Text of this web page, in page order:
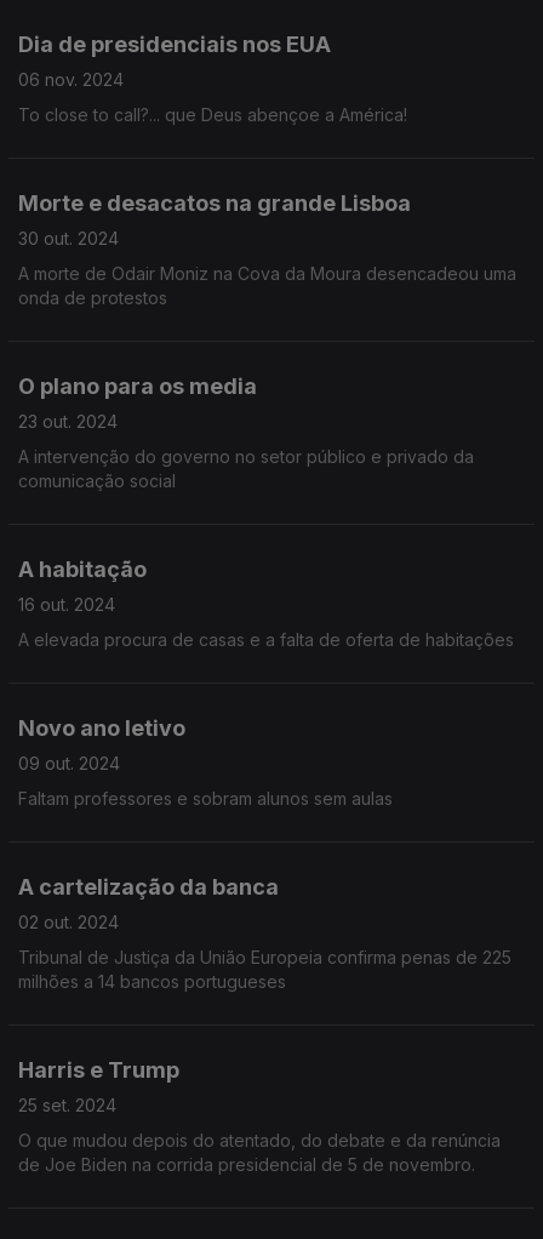
Dia de presidenciais nos EUA
06 nov. 2024
To close to call?... que Deus abençoe a América!
Morte e desacatos na grande Lisboa
30 out. 2024
A morte de Odair Moniz na Cova da Moura desencadeou uma
onda de protestos
O plano para os media
23 out. 2024
A intervenção do governo no setor público e privado da
comunicação social
A habitação
16 out. 2024
A elevada procura de casas e a falta de oferta de habitações
Novo ano letivo
09 out. 2024
Faltam professores e sobram alunos sem aulas
A cartelização da banca
02 out. 2024
Tribunal de Justiça da União Europeia confirma penas de 225
milhões a 14 bancos portugueses
Harris e Trump
25 set. 2024
O que mudou depois do atentado, do debate e da renúncia
de Joe Biden na corrida presidencial de 5 de novembro.